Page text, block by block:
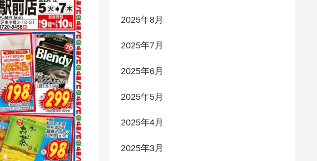
2025年8月
2025年7月
2025年6月
2025年5月
2025年4月
2025年3月